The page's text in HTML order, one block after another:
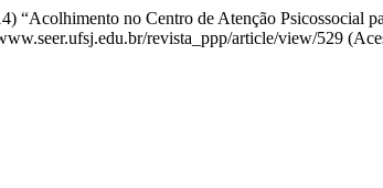
no Centro de Atenção Psicossocial
revista_ppp/article/view/529